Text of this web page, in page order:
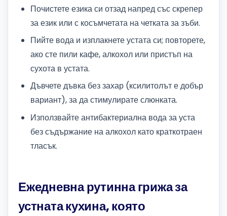
Почистете езика си отзад напред със скрепер
за език или с косъмчетата на четката за зъби.
Пийте вода и изплакнете устата си; повторете,
ако сте пили кафе, алкохол или пристъп на
сухота в устата.
Дъвчете дъвка без захар (ксилитолът е добър
вариант), за да стимулирате слюнката.
Използвайте антибактериална вода за уста
без съдържание на алкохол като краткотраен
тласък.
Ежедневна рутинна грижа за
устната кухина, която